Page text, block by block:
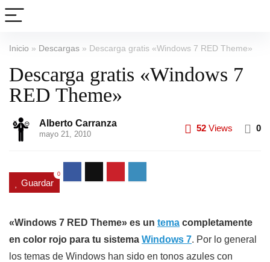
Inicio » Descargas » Descarga gratis «Windows 7 RED Theme»
Descarga gratis «Windows 7
RED Theme»
Alberto Carranza
mayo 21, 2010
52 Views 0
Guardar
0
«Windows 7 RED Theme» es un tema completamente
en color rojo para tu sistema Windows 7. Por lo general
los temas de Windows han sido en tonos azules con